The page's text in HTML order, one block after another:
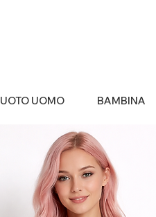
UOMO BAMBINA